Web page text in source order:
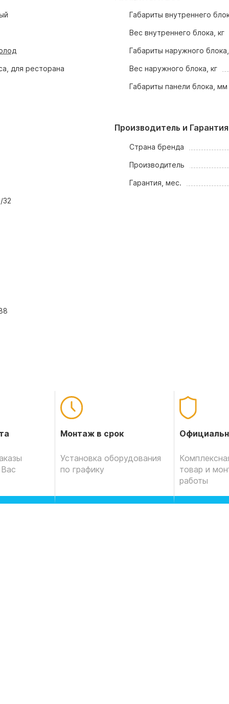
для ресторана
32
Габариты внутреннего
Вес внутреннего блока, кг
Габариты наружного
Вес наружного блока, кг
Габариты панели блока, мм
Производитель и Гарантия
Страна бренда
Производитель
Гарантия, мес.
Монтаж в срок
Установка оборудования
по графику
товар и
работы